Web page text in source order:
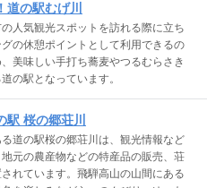
の駅むげ川
人気観光スポットを訪れる際に立ち
の休憩ポイントとして利用できるの
美味しい手打ち蕎麦やつるむらさき
の駅となっています。
桜の郷荘川
道の駅桜の郷荘川は、観光情報など
元の農産物などの特産品の販売、荘
れています。飛騨高山の山間にある